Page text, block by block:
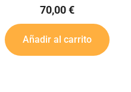
70,00€
Añadir al carrito